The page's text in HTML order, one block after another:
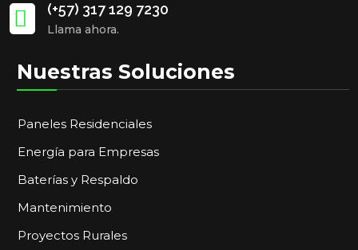
 (+57) 317 129 7230
Llama ahora.
Nuestras Soluciones
Paneles Residenciales
Energía para Empresas
Baterías y Respaldo
Mantenimiento
Proyectos Rurales